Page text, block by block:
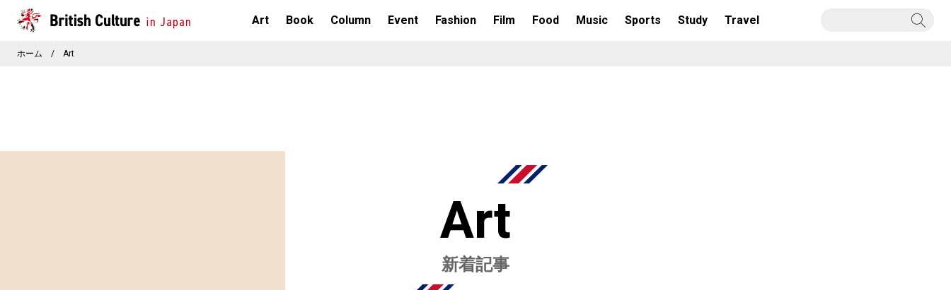
Art Book Column Event Fashion Film Food Music Sports Study Travel
ホーム / Art
Art
新着記事